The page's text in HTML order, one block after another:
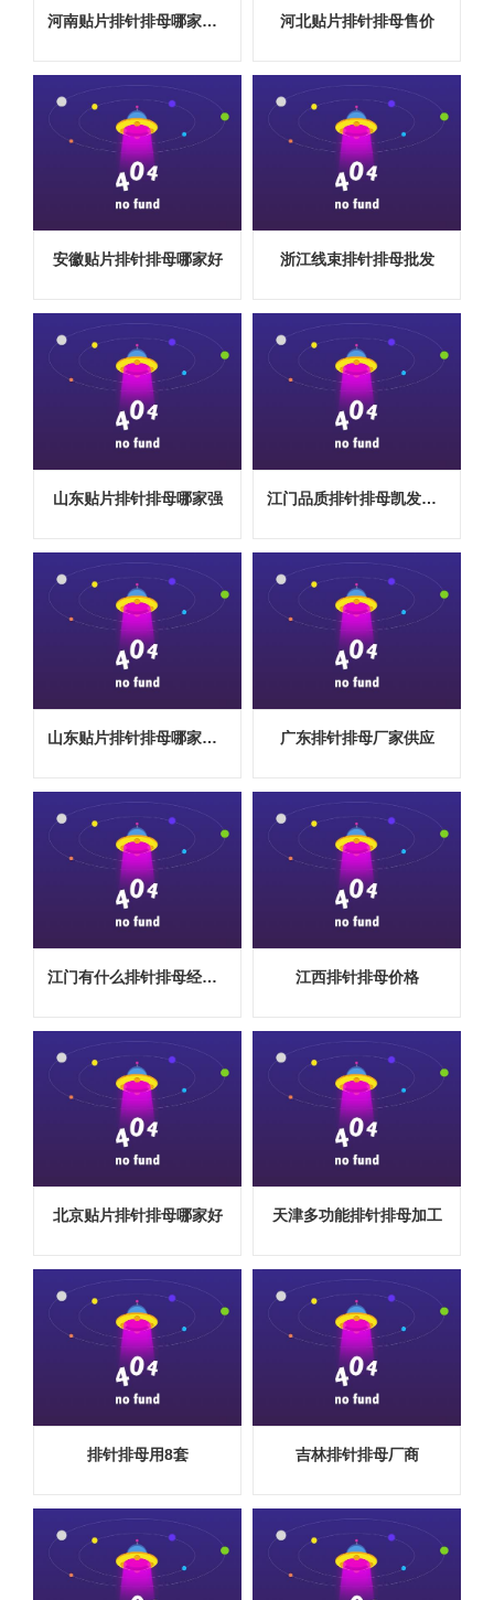
河南贴片排针排母哪家有卖 河北贴片排针排母售价
安徽贴片排针排母哪家好 浙江线束排针排母批发
山东贴片排针排母哪家强 江门品质排针排母凯发娱乐官网的售后服务
山东贴片排针排母哪家靠谱 广东排针排母厂家供应
江门有什么排针排母经验丰富 江西排针排母价格
北京贴片排针排母哪家好 天津多功能排针排母加工
排针排母用8套 吉林排针排母厂商